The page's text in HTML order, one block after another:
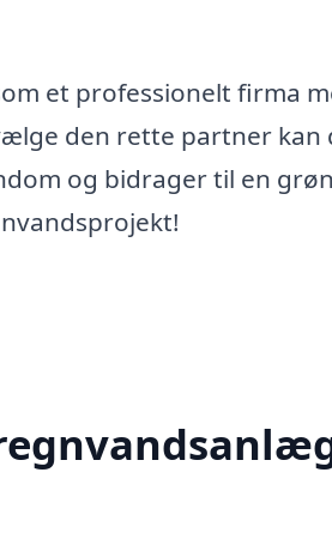
et professionelt firma
den rette partner kan
og bidrager til en